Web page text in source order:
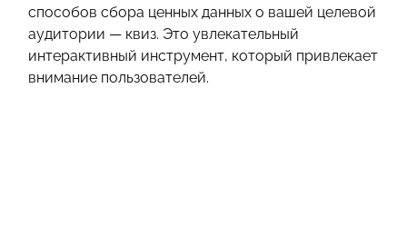
способов сбора ценных данных о вашей целевой
аудитории — квиз. Это увлекательный
интерактивный инструмент, который привлекает
внимание пользователей.